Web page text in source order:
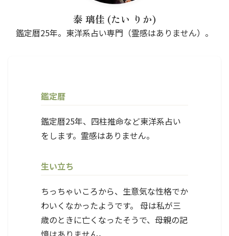
泰 璃佳 (たい りか)
鑑定暦25年。東洋系占い専門（霊感はありません）。
鑑定暦
鑑定暦25年、四柱推命など東洋系占い
をします。霊感はありません。
生い立ち
ちっちゃいころから、生意気な性格でか
わいくなかったようです。 母は私が三
歳のときに亡くなったそうで、母親の記